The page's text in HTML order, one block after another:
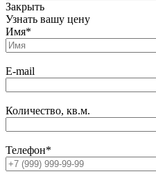
Закрыть
Узнать вашу цену
Имя*
E-mail
Количество, кв.м.
Телефон*